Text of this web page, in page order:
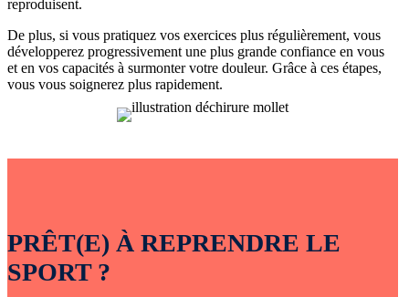
reproduisent.
De plus, si vous pratiquez vos exercices plus régulièrement, vous
développerez progressivement une plus grande confiance en vous
et en vos capacités à surmonter votre douleur. Grâce à ces étapes,
vous vous soignerez plus rapidement.
PRÊT(E) À REPRENDRE LE
SPORT ?